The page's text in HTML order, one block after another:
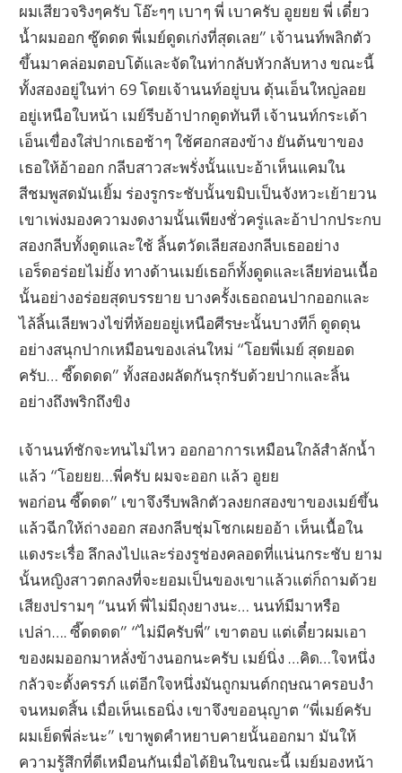
ผมเสียวจริงๆครับ โอ๊ะๆๆ เบาๆ พี่ เบาครับ อูยยย พี่ เดี๋ยว
น้ำผมออก ซู๊ดดด พี่เมย์ดูดเก่งที่สุดเลย” เจ้านนท์พลิกตัว
ขึ้นมาคล่อมตอบโต้และจัดในท่ากลับหัวกลับหาง ขณะนี้
ทั้งสองอยู่ในท่า 69 โดยเจ้านนท์อยู่บน ดุ้นเอ็นใหญ่ลอย
อยู่เหนือใบหน้า เมย์รีบอ้าปากดูดทันที เจ้านนท์กระเด้า
เอ็นเขื่องใส่ปากเธอช้าๆ ใช้ศอกสองข้าง ยันต้นขาของ
เธอให้อ้าออก กลีบสาวสะพรั่งนั้นแบะอ้าเห็นแคมใน
สีชมพูสดมันเยิ้ม ร่องรูกระชับนั้นขมิบเป็นจังหวะเย้ายวน
เขาเพ่งมองความงดงามนั้นเพียงชั่วครู่และอ้าปากประกบ
สองกลีบทั้งดูดและใช้ ลิ้นตวัดเลียสองกลีบเธออย่าง
เอร็ดอร่อยไม่ยั้ง ทางด้านเมย์เธอก็ทั้งดูดและเลียท่อนเนื้อ
นั้นอย่างอร่อยสุดบรรยาย บางครั้งเธอถอนปากออกและ
ไล้ลิ้นเลียพวงไข่ที่ห้อยอยู่เหนือศีรษะนั้นบางทีก็ ดูดดุน
อย่างสนุกปากเหมือนของเล่นใหม่ “โอยพี่เมย์ สุดยอด
ครับ… ซี๊ดดดด” ทั้งสองผลัดกันรุกรับด้วยปากและลิ้น
อย่างถึงพริกถึงขิง
เจ้านนท์ชักจะทนไม่ไหว ออกอาการเหมือนใกล้สำลักน้ำ
แล้ว “โอยยย…พี่ครับ ผมจะออก แล้ว อูยย
พอก่อน ซี๊ดดด” เขาจึงรีบพลิกตัวลงยกสองขาของเมย์ขึ้น
แล้วฉีกให้ถ่างออก สองกลีบชุ่มโชกเผยออ้า เห็นเนื้อใน
แดงระเรื่อ ลึกลงไปและร่องรูช่องคลอดที่แน่นกระชับ ยาม
นั้นหญิงสาวตกลงที่จะยอมเป็นของเขาแล้วแต่ก็ถามด้วย
เสียงปรามๆ “นนท์ พี่ไม่มีถุงยางนะ… นนท์มีมาหรือ
เปล่า…. ซี๊ดดดด” “ไม่มีครับพี่” เขาตอบ แต่เดี๋ยวผมเอา
ของผมออกมาหลั่งข้างนอกนะครับ เมย์นิ่ง …คิด…ใจหนึ่ง
กลัวจะตั้งครรภ์ แต่อีกใจหนึ่งมันถูกมนต์กฤษณาครอบงำ
จนหมดสิ้น เมื่อเห็นเธอนิ่ง เขาจึงขออนุญาต “พี่เมย์ครับ
ผมเย็ดพี่ล่ะนะ” เขาพูดคำหยาบคายนั้นออกมา มันให้
ความรู้สึกที่ดีเหมือนกันเมื่อได้ยินในขณะนี้ เมย์มองหน้า